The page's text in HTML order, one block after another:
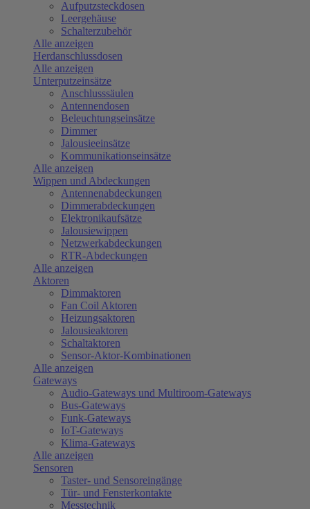
Aufputzsteckdosen
Leergehäuse
Schalterzubehör
Alle anzeigen
Herdanschlussdosen
Alle anzeigen
Unterputzeinsätze
Anschlusssäulen
Antennendosen
Beleuchtungseinsätze
Dimmer
Jalousieeinsätze
Kommunikationseinsätze
Alle anzeigen
Wippen und Abdeckungen
Antennenabdeckungen
Dimmerabdeckungen
Elektronikaufsätze
Jalousiewippen
Netzwerkabdeckungen
RTR-Abdeckungen
Alle anzeigen
Aktoren
Dimmaktoren
Fan Coil Aktoren
Heizungsaktoren
Jalousieaktoren
Schaltaktoren
Sensor-Aktor-Kombinationen
Alle anzeigen
Gateways
Audio-Gateways und Multiroom-Gateways
Bus-Gateways
Funk-Gateways
IoT-Gateways
Klima-Gateways
Alle anzeigen
Sensoren
Taster- und Sensoreingänge
Tür- und Fensterkontakte
Messtechnik